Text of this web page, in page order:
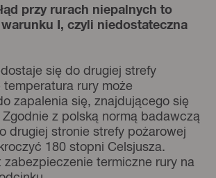
przy rurach niepalnych to
warunku I, czyli niedostateczna
się do drugiej strefy
rury może
zapalenia się, znajdującego się
Zgodnie z polską normą badawczą
drugiej stronie strefy pożarowej
180 stopni Celsjusza.
zabezpieczenie termiczne rury na